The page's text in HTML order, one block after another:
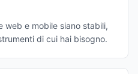
web e mobile siano stabili,
di cui hai bisogno.